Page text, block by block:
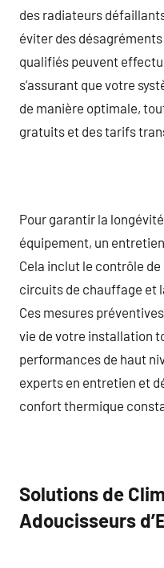
des radiateurs
éviter des
qualifiés peuvent
s’assurant que votre
de manière optimale,
gratuits et des tarifs
Pour garantir la
équipement, un
Cela inclut le contrôle
circuits de chauffage et
Ces mesures
vie de votre installation
performances de haut
experts en entretien et
confort thermique
Solutions de
Adoucisseurs